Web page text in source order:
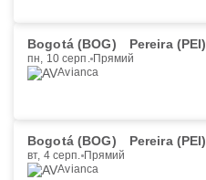
Bogotá (BOG) Pereira (PEI)
пн, 10 серп. Прямий
Avianca
Bogotá (BOG) Pereira (PEI)
вт, 4 серп. Прямий
Avianca